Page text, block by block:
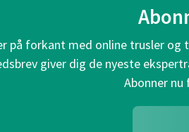
på forkant med online trusler og
giver dig de nyeste
Abonner